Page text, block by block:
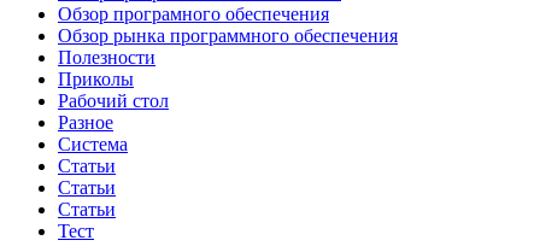
Обзор програмного обеспечения
Обзор рынка программного обеспечения
Полезности
Приколы
Рабочий стол
Разное
Система
Статьи
Статьи
Статьи
Тест